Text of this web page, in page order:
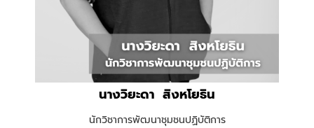
นางวิยะดา สิงหโยธิน
นักวิชาการพัฒนาชุมชนปฏิบัติการ